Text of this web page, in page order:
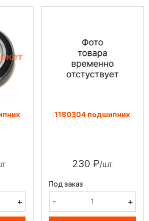
+
1180304 подшипник
230 ₽/шт
Под заказ
- +